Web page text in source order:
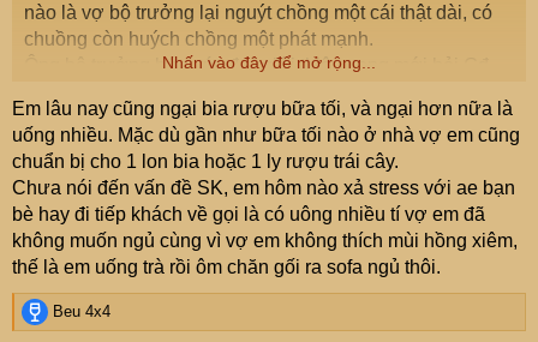
nào là vợ bộ trưởng lại nguýt chồng một cái thật dài, có
chuồng còn huých chồng một phát mạnh.
Ông bộ trưởng bức xúc đợi giới thiệu xong mới hỏi Gđ
với 1 hay nhiều con bò cái khác nhau?
Rồi khi nghe trả lời xong, vợ còn chưa kịp nảy số ông ấy
đã huých cho vợ một phát thật lực.
Kkk
Em đang uống diệu tự nhiên muốn khuyên các cụ câu
này ko biết có suồng sã quá ko,
Là các cụ nên tập thể dục đi. Đừng bê cái bụng phệ lên
giường với vợ. Ham muốn của mình đã ít mà có muốn vợ
Nhấn vào đây để mở rộng...
Em lâu nay cũng ngại bia rượu bữa tối, và ngại hơn nữa là
uống nhiều. Mặc dù gần như bữa tối nào ở nhà vợ em cũng
chuẩn bị cho 1 lon bia hoặc 1 ly rượu trái cây.
Chưa nói đến vấn đề SK, em hôm nào xả stress với ae bạn
bè hay đi tiếp khách về gọi là có uông nhiều tí vợ em đã
không muốn ngủ cùng vì vợ em không thích mùi hồng xiêm,
thế là em uống trà rồi ôm chăn gối ra sofa ngủ thôi.
R
e
Beu 4x4